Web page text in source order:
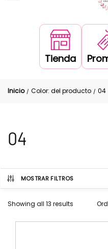
Tienda
Inicio / Color: del producto / 04
04
MOSTRAR FILTROS
Showing all 13 results